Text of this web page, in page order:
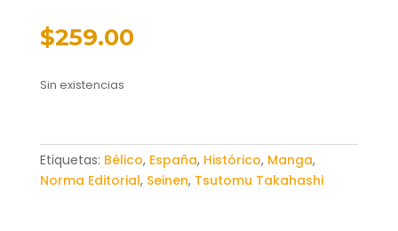
$259.00
Sin existencias
Etiquetas: Bélico, España, Histórico, Manga,
Norma Editorial, Seinen, Tsutomu Takahashi